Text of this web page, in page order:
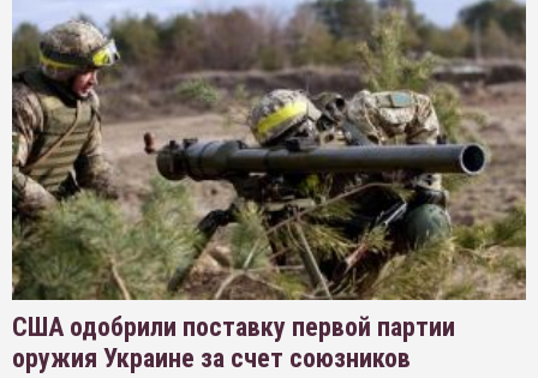
США одобрили поставку первой партии
оружия Украине за счет союзников